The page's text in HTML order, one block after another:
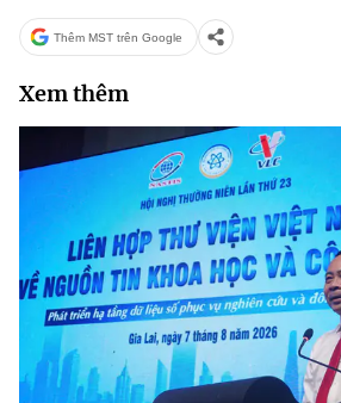
Thêm MST trên Google
Xem thêm